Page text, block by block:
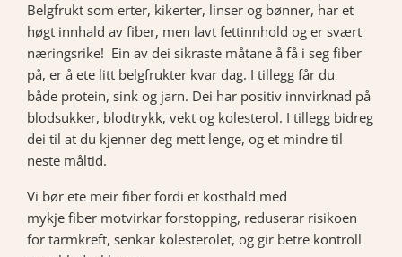
Belgfrukt som erter, kikerter, linser og bønner, har et
høgt innhald av fiber, men lavt fettinnhold og er svært
næringsrike! Ein av dei sikraste måtane å få i seg fiber
på, er å ete litt belgfrukter kvar dag. I tillegg får du
både protein, sink og jarn. Dei har positiv innvirknad på
blodsukker, blodtrykk, vekt og kolesterol. I tillegg bidreg
dei til at du kjenner deg mett lenge, og et mindre til
neste måltid.
Vi bør ete meir fiber fordi et kosthald med
mykje fiber motvirkar forstopping, reduserar risikoen
for tarmkreft, senkar kolesterolet, og gir betre kontroll